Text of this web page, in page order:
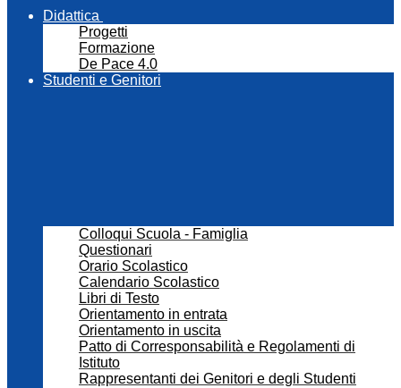
Didattica
Progetti
Formazione
De Pace 4.0
Studenti e Genitori
Colloqui Scuola - Famiglia
Questionari
Orario Scolastico
Calendario Scolastico
Libri di Testo
Orientamento in entrata
Orientamento in uscita
Patto di Corresponsabilità e Regolamenti di
Istituto
Rappresentanti dei Genitori e degli Studenti